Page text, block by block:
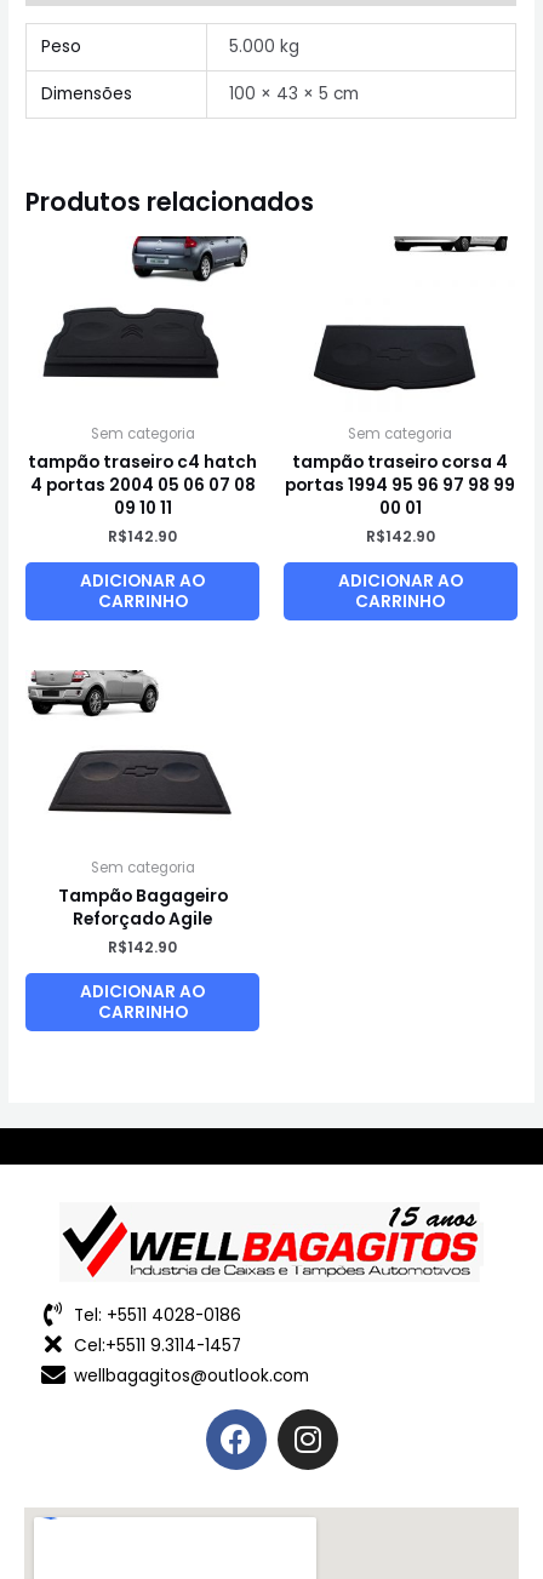
Peso 5.000 kg
Dimensões 100 × 43 × 5 cm
Produtos relacionados
Sem categoria
tampão traseiro c4 hatch
4 portas 2004 05 06 07 08
09 10 11
R$142.90
ADICIONAR AO
CARRINHO
Sem categoria
tampão traseiro corsa 4
portas 1994 95 96 97 98 99
00 01
R$142.90
ADICIONAR AO
CARRINHO
Sem categoria
Tampão Bagageiro
Reforçado Agile
R$142.90
ADICIONAR AO
CARRINHO
Tel: +5511 4028-0186
Cel:+5511 9.3114-1457
wellbagagitos@outlook.com